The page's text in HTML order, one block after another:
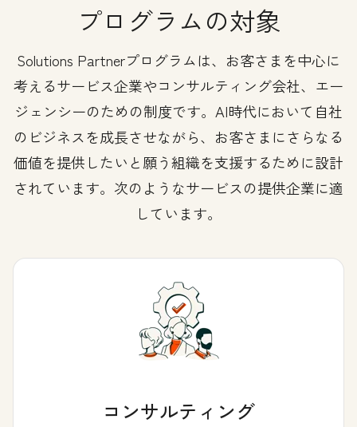
プログラムの対象
Solutions Partnerプログラムは、お客さまを中心に
考えるサービス企業やコンサルティング会社、エー
ジェンシーのための制度です。AI時代において自社
のビジネスを成長させながら、お客さまにさらなる
価値を提供したいと願う組織を支援するために設計
されています。次のようなサービスの提供企業に適
しています。
コンサルティング